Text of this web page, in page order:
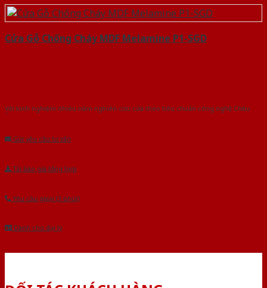
Cửa Gỗ Chống Cháy MDF Melamine P1-SGD
Với kinh nghiệm nhiêu năm nghiên cứu cửa theo tiêu chuẩn công nghệ Châu
Gửi yêu cầu tư vấn
Tải báo giá tổng hợp
Yêu cầu gọi lại (3 phút)
Dành cho đại lý